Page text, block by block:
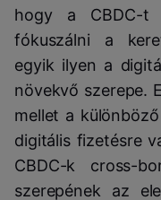
hogy a CBDC-t
fókuszálni a
egyik ilyen a
növekvő szerepe.
mellet a
digitális fizetésre
CBDC-k cross-
szerepének az